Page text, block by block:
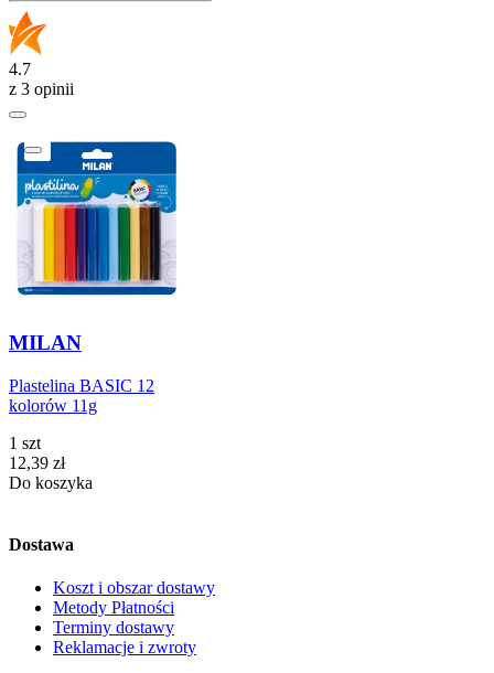
4.7
z 3 opinii
MILAN
Plastelina BASIC 12
kolorów 11g
1 szt
Cena
12,39 zł
Do koszyka
Dostawa
Koszt i obszar dostawy
Metody Płatności
Terminy dostawy
Reklamacje i zwroty